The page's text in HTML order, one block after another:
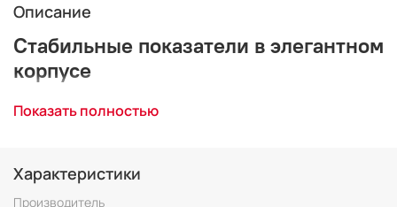
Описание
Стабильные показатели в элегантном
корпусе
Когда Вы в движении, то главное для Вас - это
удобство. Вот что делает линейку компактных
повсюду, они идеально подходят для Вашего
очередного отпуска, для концерта или для спортивных
Показать полностью
Характеристики
Производитель